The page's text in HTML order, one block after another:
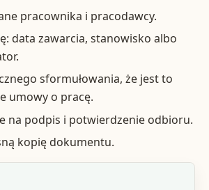
pracownika i pracodawcy.
data zawarcia, stanowisko albo
sformułowania, że jest to
umowy o pracę.
na podpis i potwierdzenie odbioru.
kopię dokumentu.